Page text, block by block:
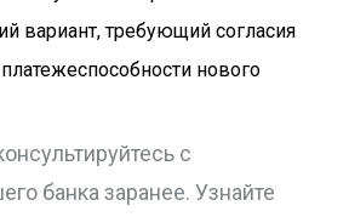
вариант, требующий согласия
нового
с
банка заранее. Узнайте